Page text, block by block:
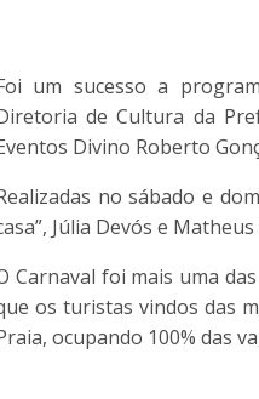
um sucesso a
de Cultura da
Divino Roberto
no sábado e
Júlia Devós e
Carnaval foi mais uma
os turistas vindos das
ocupando 100% das